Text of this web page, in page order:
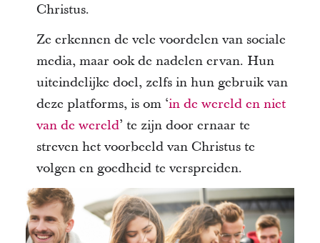
Christus.
Ze erkennen de vele voordelen van sociale
media, maar ook de nadelen ervan. Hun
uiteindelijke doel, zelfs in hun gebruik van
deze platforms, is om ‘in de wereld en niet
van de wereld’ te zijn door ernaar te
streven het voorbeeld van Christus te
volgen en goedheid te verspreiden.